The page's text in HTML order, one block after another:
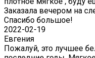
Заказала вечером на
Спасибо большое!
2022-02-19
Евгения
Пожалуй, это лучшее